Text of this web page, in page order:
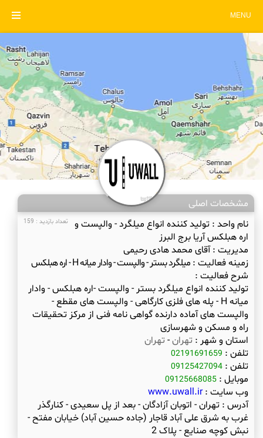
MENU
مشخصات اصلی
تعداد بازدید : 159 نام واحد :تولید کننده انواع میلگرد - والپست و
اره هبلکس آریا برج البرز
مدیریت :آقای محمد هادی رحیمی
زمینه فعالیت :میلگرد بستر - والپست - وادار میانه H - اره هبلکس
شرح فعالیت :
تولید کننده انواع میلگرد بستر - والپست -اره هبلکس - وادار
میانه H - پله های فلزی کارگاهی - والپست های مقطع -
والپست های آماده دارنده گواهی نامه فنی از مرکز تحقیقات
راه و مسکن و شهرسازی
استان و شهر : تهران- تهران
تلفن : 02191691659
تلفن :09125427094
موبایل :09125668085
وب سایت :www.uwall.ir
آدرس :تهران - اتوبان آزادگان - بعد از پل سعیدی - کنارگذر
غرب به شرق علی آباد قاجار (جاده حسین آباد) خیابان مفتح -
نبش کوچه صنایع - پلاک 2